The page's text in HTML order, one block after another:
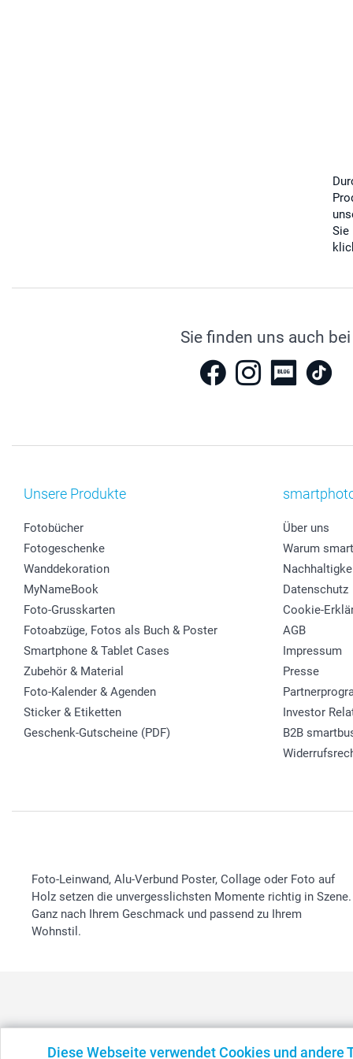
Diese Webseite verwendet Cookies und andere
Sie
Sie finden uns auch bei
Unsere Produkte
Fotobücher
Fotogeschenke
Wanddekoration
MyNameBook
Foto-Grusskarten
Fotoabzüge, Fotos als Buch & Poster
Smartphone & Tablet Cases
Zubehör & Material
Foto-Kalender & Agenden
Sticker & Etiketten
Geschenk-Gutscheine (PDF)
Über uns
Warum
Datenschutz
Cookie-
AGB
Impressum
Presse
Investor
B2B
Foto-Leinwand, Alu-Verbund Poster, Collage oder Foto auf
Holz setzen die unvergesslichsten Momente richtig in Szene.
Ganz nach Ihrem Geschmack und passend zu Ihrem
Wohnstil.